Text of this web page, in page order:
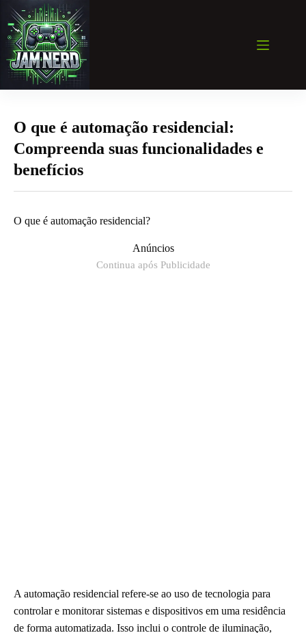
para
conteúdo
O que é automação residencial:
Compreenda suas funcionalidades e
benefícios
O que é automação residencial?
Anúncios
Continua após Publicidade
A automação residencial refere-se ao uso de tecnologia para
controlar e monitorar sistemas e dispositivos em uma residência
de forma automatizada. Isso inclui o controle de iluminação,